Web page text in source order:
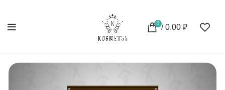
0 / 0.00 ₽